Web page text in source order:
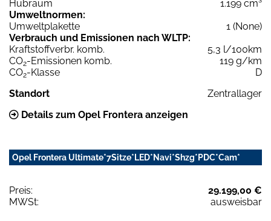
Hubraum
1.199 cm³
Umweltnormen:
Umweltplakette
1 (None)
Verbrauch und Emissionen nach WLTP:
Kraftstoffverbr. komb.
5,3 l/100km
CO2-Emissionen komb.
119 g/km
CO2-Klasse
D
Standort
Zentrallager
Details zum Opel Frontera anzeigen
Opel Frontera Ultimate*7Sitze*LED*Navi*Shzg*PDC*Cam*
Preis:
29.199,00 €
MWSt:
ausweisbar